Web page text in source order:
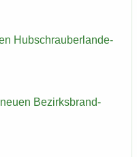
Hub­schrau­ber­lan­de­
Be­zirks­brand­